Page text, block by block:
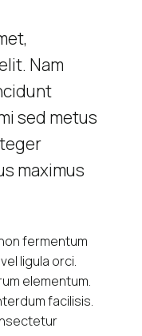
Nam
sed metus
maximus
fermentum
ligula orci.
elementum.
facilisis.